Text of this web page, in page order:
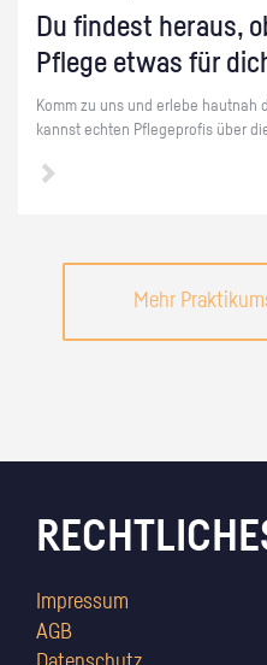
Du fin­dest her­aus,
Pfle­ge etwas für
Komm zu uns und er­le­be haut­nah
kannst ech­ten Pfle­ge­pro­fis über
Mehr
Impressum
AGB